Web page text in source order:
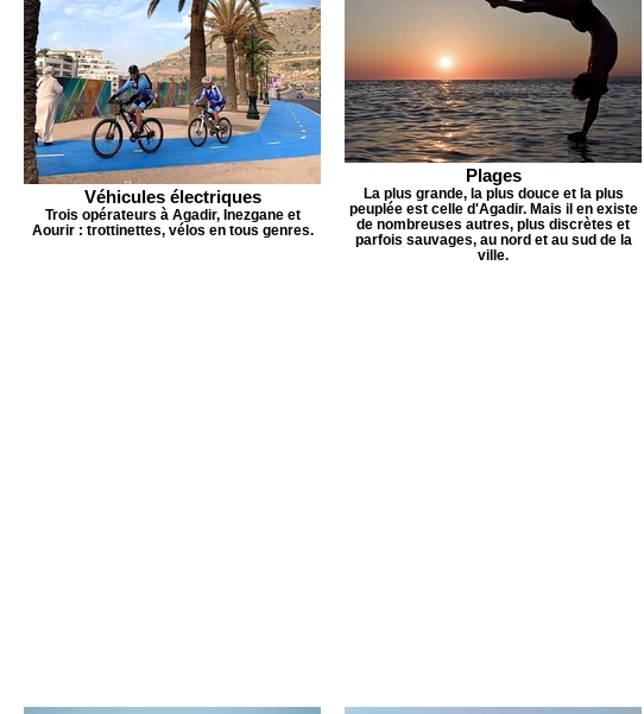
Véhicules électriques
Trois opérateurs à Agadir, Inezgane et
Aourir : trottinettes, vélos en tous genres.
Plages
La plus grande, la plus douce et la plus
peuplée est celle d'Agadir. Mais il en existe
de nombreuses autres, plus discrètes et
parfois sauvages, au nord et au sud de la
ville.